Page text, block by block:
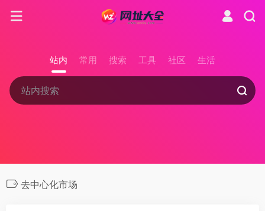
站内 常用 搜索 工具 社区 生活
去中心化市场